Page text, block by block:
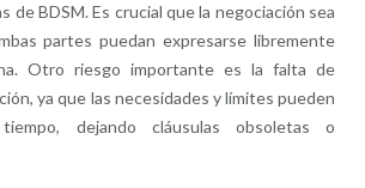
de BDSM. Es crucial que la negociación sea
partes puedan expresarse libremente
Otro riesgo importante es la falta de
ya que las necesidades y límites pueden
dejando cláusulas obsoletas o